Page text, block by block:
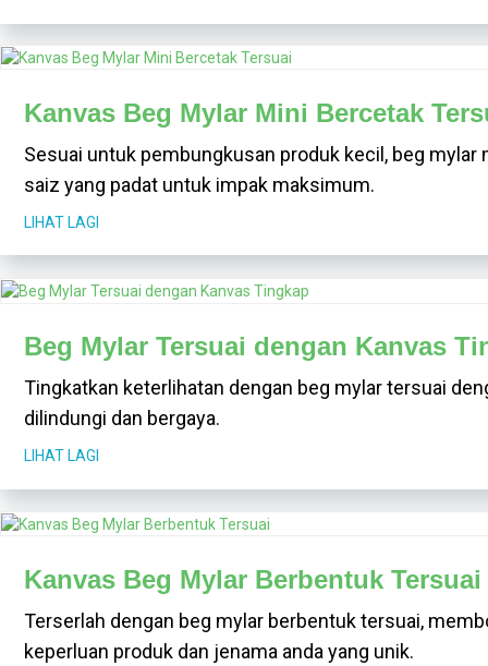
Kanvas Beg Mylar Mini Bercetak
Sesuai untuk pembungkusan produk kecil, beg
saiz yang padat untuk impak maksimum.
LIHAT LAGI
Beg Mylar Tersuai dengan Kanvas
Tingkatkan keterlihatan dengan beg mylar tersuai
dilindungi dan bergaya.
LIHAT LAGI
Kanvas Beg Mylar Berbentuk Tersuai
Terserlah dengan beg mylar berbentuk tersuai,
keperluan produk dan jenama anda yang unik.